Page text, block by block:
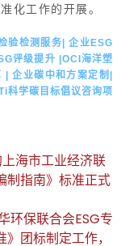
化工作的开展。
验检测服务| 企业ESG
评级提升 |OCI海洋塑
企业碳中和方案定制|
学碳目标倡议咨询项
海市工业经济联
制指南》标准正式
环保联合会ESG专
团标制定工作，